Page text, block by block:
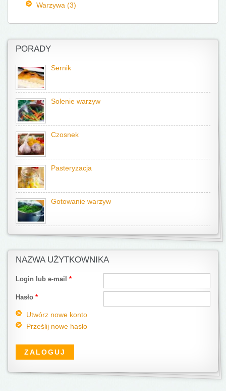
Warzywa (3)
PORADY
Sernik
Solenie warzyw
Czosnek
Pasteryzacja
Gotowanie warzyw
NAZWA UŻYTKOWNIKA
Login lub e-mail *
Hasło *
Utwórz nowe konto
Prześlij nowe hasło